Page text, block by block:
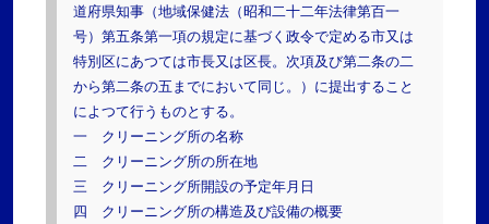
道府県知事（地域保健法（昭和二十二年法律第百一
号）第五条第一項の規定に基づく政令で定める市又は
特別区にあつては市長又は区長。次項及び第二条の二
から第二条の五までにおいて同じ。）に提出すること
によつて行うものとする。
一 クリーニング所の名称
二 クリーニング所の所在地
三 クリーニング所開設の予定年月日
四 クリーニング所の構造及び設備の概要